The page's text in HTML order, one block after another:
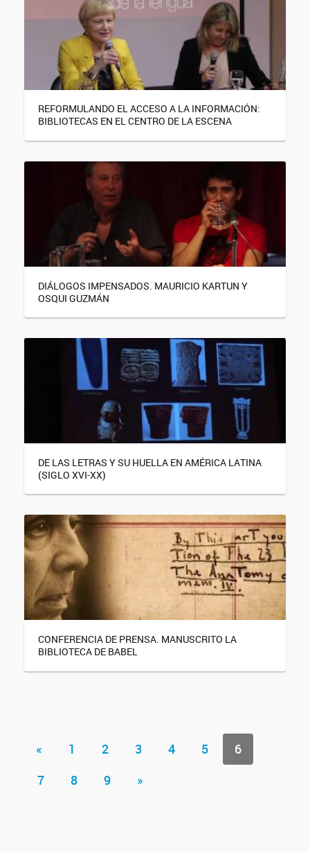
REFORMULANDO EL ACCESO A LA INFORMACIÓN:
BIBLIOTECAS EN EL CENTRO DE LA ESCENA
DIÁLOGOS IMPENSADOS. MAURICIO KARTUN Y
OSQUI GUZMÁN
DE LAS LETRAS Y SU HUELLA EN AMÉRICA LATINA
(SIGLO XVI-XX)
CONFERENCIA DE PRENSA. MANUSCRITO LA
BIBLIOTECA DE BABEL
« 1 2 3 4 5
6
7
8 9 »